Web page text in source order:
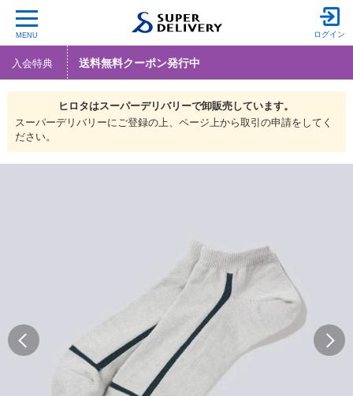
MENU ログイン
入会特典 送料無料クーポン発行中
ヒロタはスーパーデリバリーで卸販売しています。
スーパーデリバリーにご登録の上、ページ上から取引の申請をしてく
ださい。